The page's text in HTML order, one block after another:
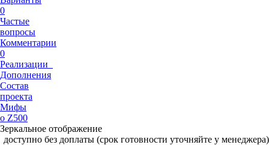
0
Частые
вопросы
Комментарии
0
Реализации
Дополнения
Состав
проекта
Мифы
о Z500
Зеркальное отображение
доступно без доплаты (срок готовности уточняйте у менеджера)